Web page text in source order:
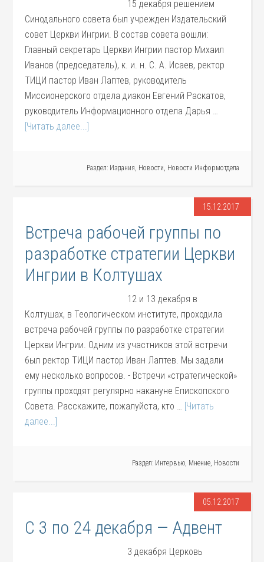
15 декабря решением
Синодального совета был учрежден Издательский
совет Церкви Ингрии. В состав совета вошли:
Главный секретарь Церкви Ингрии пастор Михаил
Иванов (председатель), к. и. н. С. А. Исаев, ректор
ТИЦИ пастор Иван Лаптев, руководитель
Миссионерского отдела диакон Евгений Раскатов,
руководитель Информационного отдела Дарья …
[Читать далее...]
Раздел: Издания, Новости, Новости Информотдела
15.12.2017
Встреча рабочей группы по
разработке стратегии Церкви
Ингрии в Колтушах
12 и 13 декабря в
Колтушах, в Теологическом институте, проходила
встреча рабочей группы по разработке стратегии
Церкви Ингрии. Одним из участников этой встречи
был ректор ТИЦИ пастор Иван Лаптев. Мы задали
ему несколько вопросов. - Встречи «стратегической»
группы проходят регулярно накануне Епископского
Совета. Расскажите, пожалуйста, кто … [Читать
далее...]
Раздел: Интервью, Мнение, Новости
05.12.2017
С 3 по 24 декабря — Адвент
3 декабря Церковь